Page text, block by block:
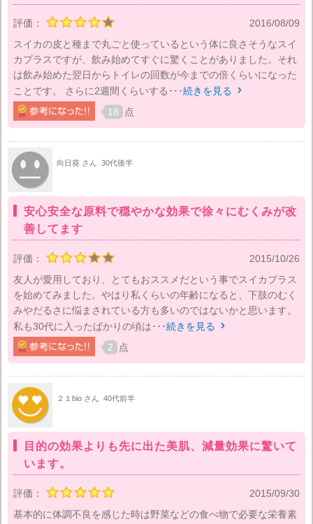
評価：
2016/08/09
スイカの皮と種まで丸ごと使っているという体に良さそうなスイ
カプラスですが、飲み始めてすぐに驚くことがありました。それ
は飲み始めた翌日からトイレの回数が今までの倍くらいになった
ことです。 さらに2週間くらいする･･･続きを見る 
18 点
向日葵 さん 30代後半
安心安全な原料で穏やかな効果で徐々にむくみが改
善してます
評価：
2015/10/26
友人が愛用しており、とてもおススメだという事でスイカプラス
を始めてみました。やはり私くらいの年齢になると、下肢のむく
みやだるさに悩まされている方も多いのではないかと思います。
私も30代に入ったばかりの頃は･･･続きを見る 
2 点
２１bio さん 40代前半
目的の効果よりも先に出た美肌、減量効果に驚いて
います。
評価：
2015/09/30
基本的に体調不良を感じた時は野菜などの食べ物で必要な栄養素